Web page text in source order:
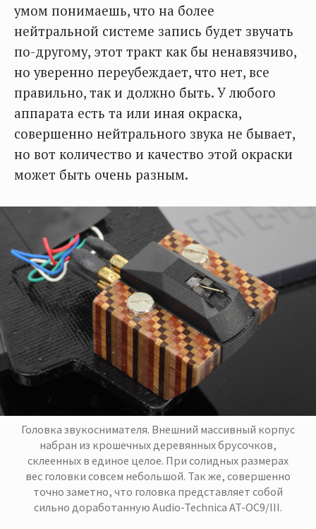
умом понимаешь, что на более
нейтральной системе запись будет звучать
по-другому, этот тракт как бы ненавязчиво,
но уверенно переубеждает, что нет, все
правильно, так и должно быть. У любого
аппарата есть та или иная окраска,
совершенно нейтрального звука не бывает,
но вот количество и качество этой окраски
может быть очень разным.
Головка звукоснимателя. Внешний массивный корпус
набран из крошечных деревянных брусочков,
склеенных в единое целое. При солидных размерах
вес головки совсем небольшой. Так же, совершенно
точно заметно, что головка представляет собой
сильно доработанную Audio-Technica AT-OC9/III.